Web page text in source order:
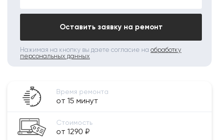
Оставить заявку на ремонт
Нажимая на кнопку вы даете согласие на обработку
персональных данных
Время ремонта
от 15 минут
Стоимость
от 1290 ₽